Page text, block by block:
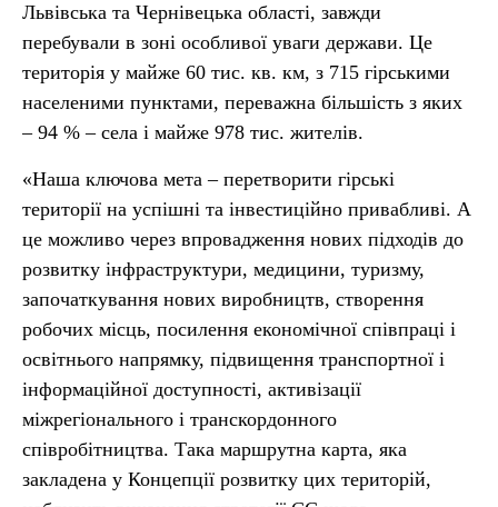
Львівська та Чернівецька області, завжди
перебували в зоні особливої уваги держави. Це
територія у майже 60 тис. кв. км, з 715 гірськими
населеними пунктами, переважна більшість з яких
– 94 % – села і майже 978 тис. жителів.
«Наша ключова мета – перетворити гірські
території на успішні та інвестиційно привабливі. А
це можливо через впровадження нових підходів до
розвитку інфраструктури, медицини, туризму,
започаткування нових виробництв, створення
робочих місць, посилення економічної співпраці і
освітнього напрямку, підвищення транспортної і
інформаційної доступності, активізації
міжрегіонального і транскордонного
співробітництва. Така маршрутна карта, яка
закладена у Концепції розвитку цих територій,